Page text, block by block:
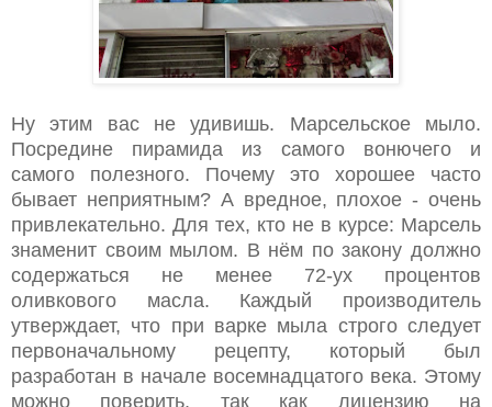
Ну этим вас не удивишь. Марсельское мыло.
Посредине пирамида из самого вонючего и
самого полезного. Почему это хорошее часто
бывает неприятным? А вредное, плохое - очень
привлекательно. Для тех, кто не в курсе: Марсель
знаменит своим мылом. В нём по закону должно
содержаться не менее 72-ух процентов
оливкового масла. Каждый производитель
утверждает, что при варке мыла строго следует
первоначальному рецепту, который был
разработан в начале восемнадцатого века. Этому
можно поверить, так как лицензию на